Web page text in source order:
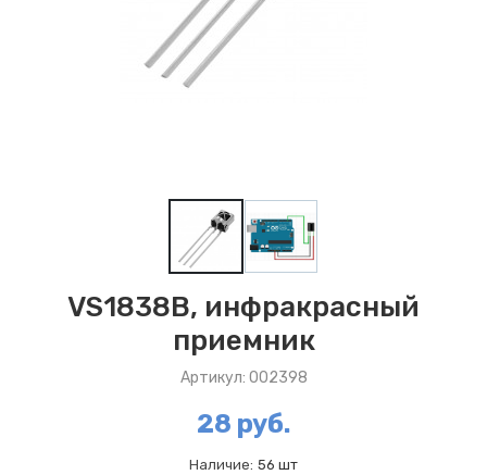
VS1838B, инфракрасный
приемник
Артикул: 002398
28 руб.
Наличие: 56 шт